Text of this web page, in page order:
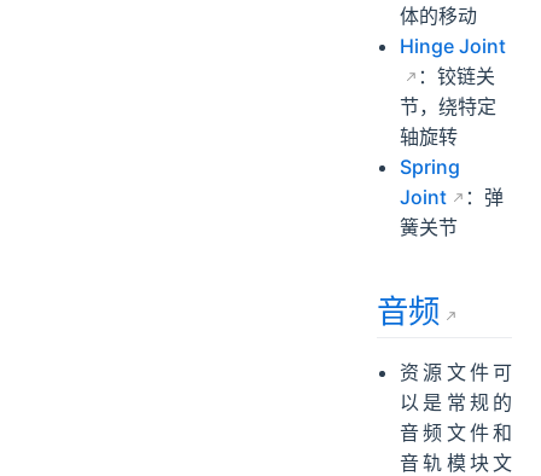
体的移动
Hinge Joint
：铰链关
节，绕特定
轴旋转
Spring
Joint
：弹
簧关节
音频
资源文件可
以是常规的
音频文件和
音轨模块文